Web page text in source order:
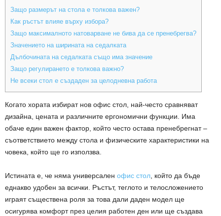
Защо размерът на стола е толкова важен?
Как ръстът влияе върху избора?
Защо максималното натоварване не бива да се пренебрегва?
Значението на ширината на седалката
Дълбочината на седалката също има значение
Защо регулирането е толкова важно?
Не всеки стол е създаден за целодневна работа
Когато хората избират нов офис стол, най-често сравняват
дизайна, цената и различните ергономични функции. Има
обаче един важен фактор, който често остава пренебрегнат –
съответствието между стола и физическите характеристики на
човека, който ще го използва.
Истината е, че няма универсален офис стол , който да бъде
еднакво удобен за всички. Ръстът, теглото и телосложението
играят съществена роля за това дали даден модел ще
осигурява комфорт през целия работен ден или ще създава